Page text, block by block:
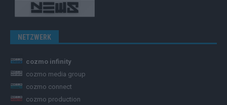
NETZWERK
cozmo infinity
cozmo media group
cozmo connect
cozmo production